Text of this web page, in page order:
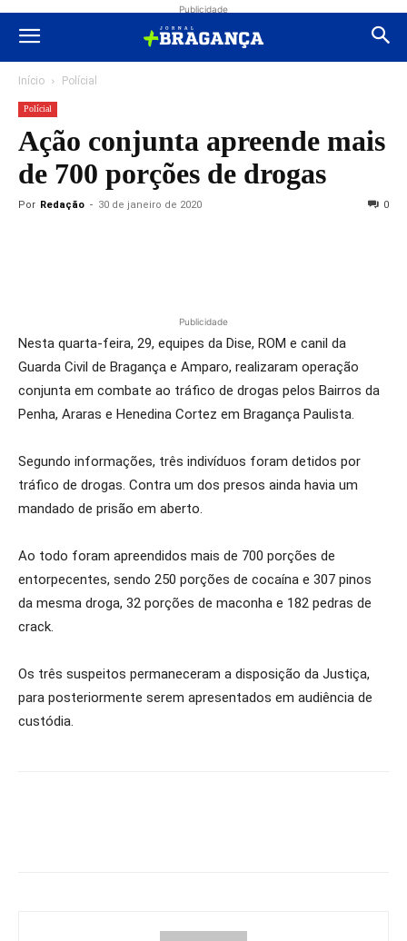
Publicidade
Início Polícial
Polícial
Ação conjunta apreende mais
de 700 porções de drogas
Por Redação - 30 de janeiro de 2020 0
Publicidade
Nesta quarta-feira, 29, equipes da Dise, ROM e canil da
Guarda Civil de Bragança e Amparo, realizaram operação
conjunta em combate ao tráfico de drogas pelos Bairros da
Penha, Araras e Henedina Cortez em Bragança Paulista.
Segundo informações, três indivíduos foram detidos por
tráfico de drogas. Contra um dos presos ainda havia um
mandado de prisão em aberto.
Ao todo foram apreendidos mais de 700 porções de
entorpecentes, sendo 250 porções de cocaína e 307 pinos
da mesma droga, 32 porções de maconha e 182 pedras de
crack.
Os três suspeitos permaneceram a disposição da Justiça,
para posteriormente serem apresentados em audiência de
custódia.